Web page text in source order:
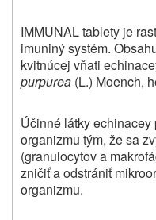
IMMUNAL tablety je
imuniný systém.
kvitnúcej vňati
purpurea (L.) Moench,
Účinné látky
organizmu tým, že sa
(granulocytov a
zničiť a odstrániť
organizmu.